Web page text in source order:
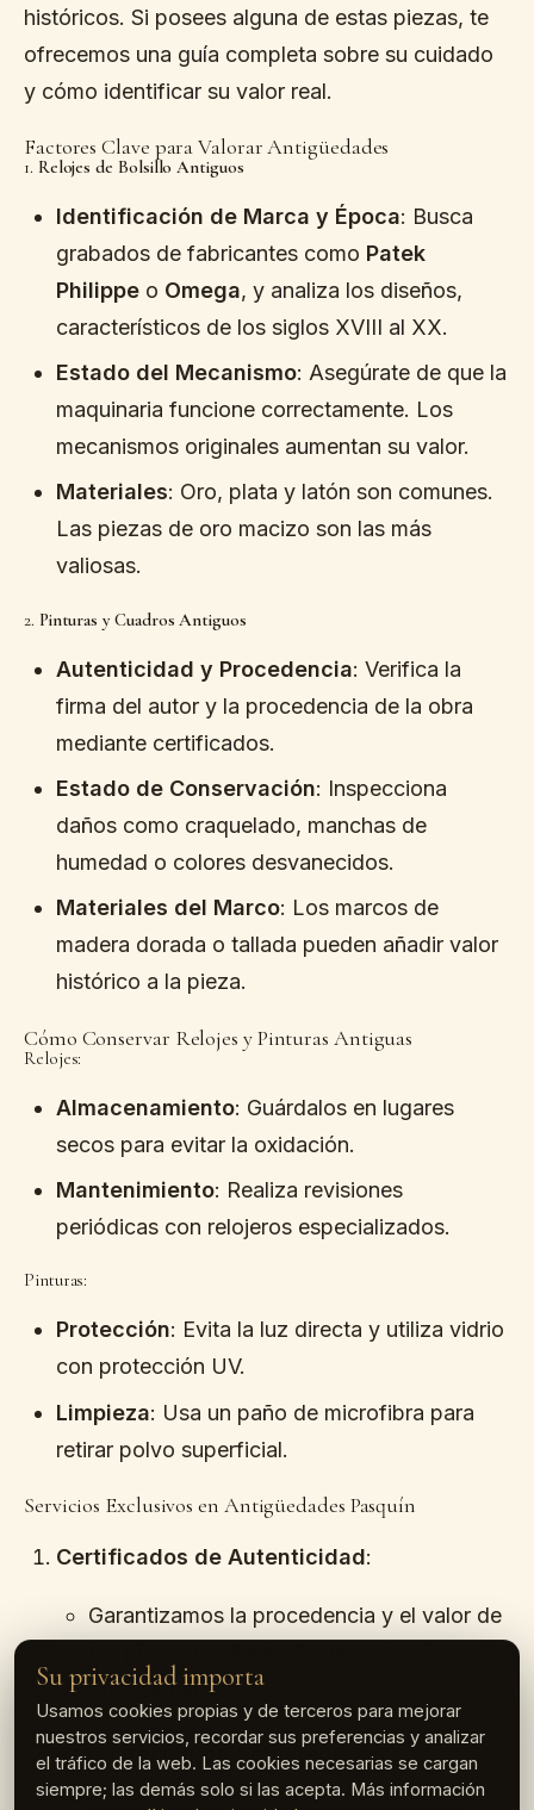
históricos. Si posees alguna de estas piezas, te
ofrecemos una guía completa sobre su cuidado
y cómo identificar su valor real.
Factores Clave para Valorar Antigüedades
1. Relojes de Bolsillo Antiguos
Identificación de Marca y Época: Busca
grabados de fabricantes como Patek
Philippe o Omega, y analiza los diseños,
característicos de los siglos XVIII al XX.
Estado del Mecanismo: Asegúrate de que la
maquinaria funcione correctamente. Los
mecanismos originales aumentan su valor.
Materiales: Oro, plata y latón son comunes.
Las piezas de oro macizo son las más
valiosas.
2. Pinturas y Cuadros Antiguos
Autenticidad y Procedencia: Verifica la
firma del autor y la procedencia de la obra
mediante certificados.
Estado de Conservación: Inspecciona
daños como craquelado, manchas de
humedad o colores desvanecidos.
Materiales del Marco: Los marcos de
madera dorada o tallada pueden añadir valor
histórico a la pieza.
Cómo Conservar Relojes y Pinturas Antiguas
Relojes:
Almacenamiento: Guárdalos en lugares
secos para evitar la oxidación.
Mantenimiento: Realiza revisiones
periódicas con relojeros especializados.
Pinturas:
Protección: Evita la luz directa y utiliza vidrio
con protección UV.
Limpieza: Usa un paño de microfibra para
retirar polvo superficial.
Servicios Exclusivos en Antigüedades Pasquín
Certificados de Autenticidad:
Garantizamos la procedencia y el valor de
profesional.
Restauración de Antigüedades
Su privacidad importa
Usamos cookies propias y de terceros para mejorar
nuestros servicios, recordar sus preferencias y analizar
el tráfico de la web. Las cookies necesarias se cargan
siempre; las demás solo si las acepta. Más información